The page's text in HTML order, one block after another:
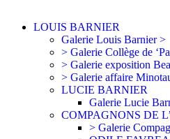
LOUIS BARNIER
Galerie Louis Barnier >
> Galerie Collège de
> Galerie exposition
> Galerie affaire
LUCIE BARNIER
Galerie Lucie
COMPAGNONS DE
> Galerie